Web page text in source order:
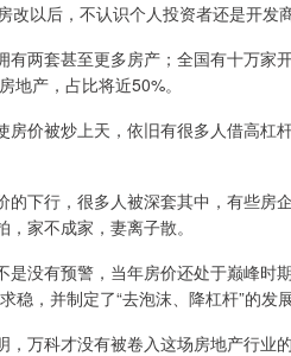
改以后，不认识个人投资者还是开发
有两套甚至更多房产；全国有十万
地产，占比将近50%。
房价被炒上天，依旧有很多人借高
的下行，很多人被深套其中，有些房
家不成家，妻离子散。
是没有预警，当年房价还处于巅峰
稳，并制定了“去泡沫、降杠杆”的发展
万科才没有被卷入这场房地产行业的